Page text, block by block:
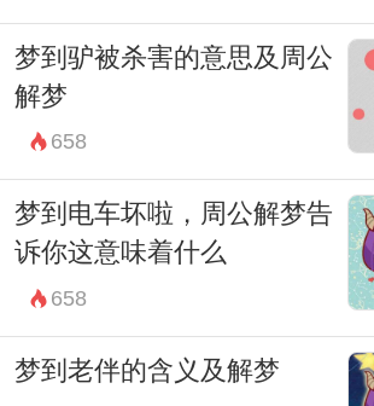
梦到驴被杀害的意思及周公
解梦
658
梦到电车坏啦，周公解梦告
诉你这意味着什么
658
梦到老伴的含义及解梦